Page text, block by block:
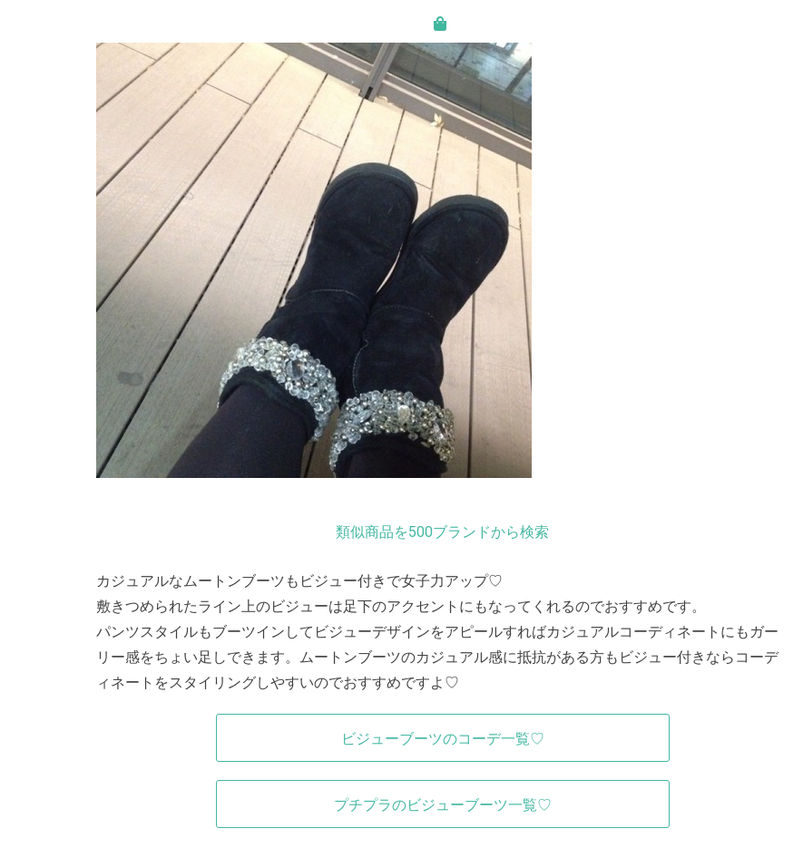
類似商品を500ブランドから検索
カジュアルなムートンブーツもビジュー付きで女子力アップ♡
敷きつめられたライン上のビジューは足下のアクセントにもなってくれるのでおすすめです。
パンツスタイルもブーツインしてビジューデザインをアピールすればカジュアルコーディネートにもガー
リー感をちょい足しできます。ムートンブーツのカジュアル感に抵抗がある方もビジュー付きならコーデ
ィネートをスタイリングしやすいのでおすすめですよ♡
ビジューブーツのコーデ一覧♡
プチプラのビジューブーツ一覧♡